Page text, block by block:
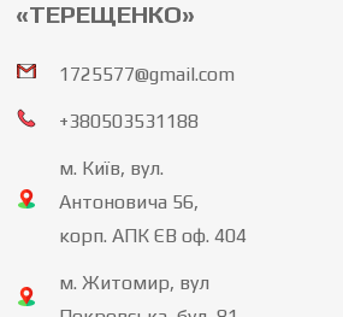
«ТЕРЕЩЕНКО»
1725577@gmail.com
+380503531188
м. Київ, вул.
Антоновича 56,
корп. АПК ЄВ оф. 404
м. Житомир, вул